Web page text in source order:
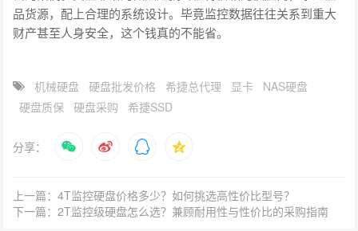
品货源，配上合理的系统设计。毕竟监控数据往往关系到重大
财产甚至人身安全，这个钱真的不能省。
机械硬盘 硬盘批发价格 希捷总代理 显卡
NAS硬盘
硬盘质保
硬盘采购 希捷SSD
分享：
上一篇：4T监控硬盘价格多少？如何挑选高性价比型号？
下一篇：2T监控级硬盘怎么选？兼顾耐用性与性价比的采购指南